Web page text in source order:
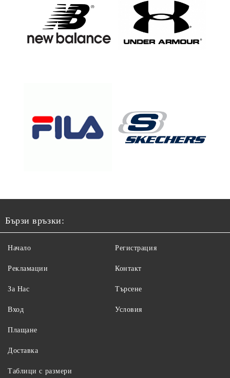
Бързи връзки:
Начало
Рекламации
За Нас
Вход
Регистрация
Контакт
Търсене
Условия
Плащане
Доставка
Таблици с размери